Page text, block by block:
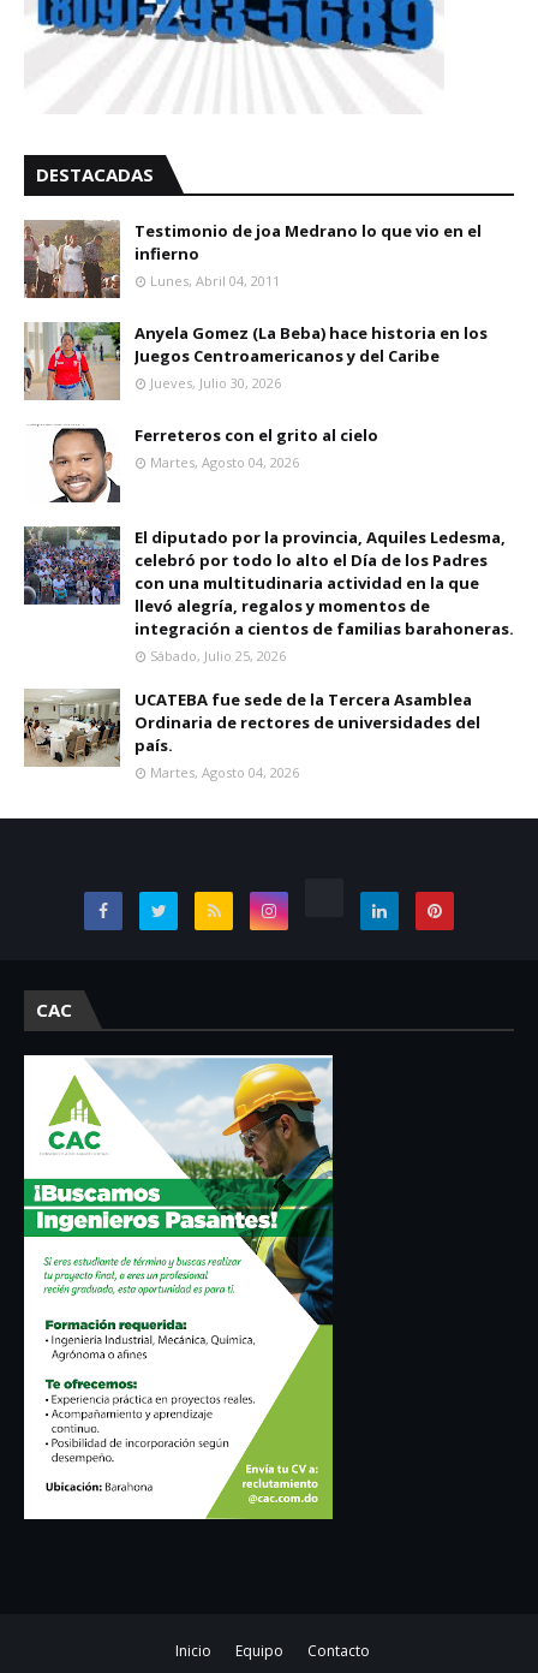
DESTACADAS
Testimonio de joa Medrano lo que vio en el
infierno
Lunes, Abril 04, 2011
Anyela Gomez (La Beba) hace historia en los
Juegos Centroamericanos y del Caribe
Jueves, Julio 30, 2026
Ferreteros con el grito al cielo
Martes, Agosto 04, 2026
El diputado por la provincia, Aquiles Ledesma,
celebró por todo lo alto el Día de los Padres
con una multitudinaria actividad en la que
llevó alegría, regalos y momentos de
integración a cientos de familias barahoneras.
Sábado, Julio 25, 2026
UCATEBA fue sede de la Tercera Asamblea
Ordinaria de rectores de universidades del
país.
Martes, Agosto 04, 2026
CAC
Inicio Equipo Contacto